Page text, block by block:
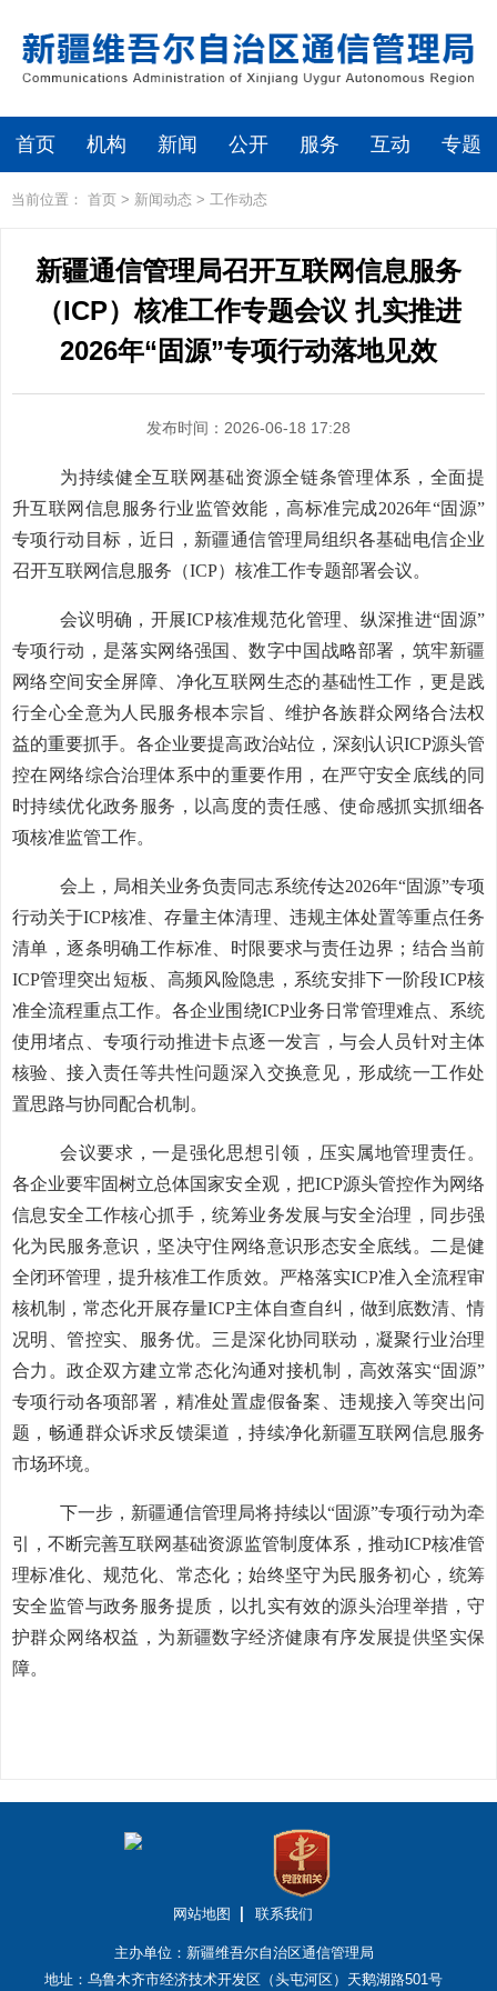
首页 机构 新闻 公开 服务 互动 专题
当前位置： 首页 > 新闻动态 > 工作动态
新疆通信管理局召开互联网信息服务
（ICP）核准工作专题会议 扎实推进
2026年“固源”专项行动落地见效
发布时间：2026-06-18 17:28
为持续健全互联网基础资源全链条管理体系，全面提
升互联网信息服务行业监管效能，高标准完成2026年“固源”
专项行动目标，近日，新疆通信管理局组织各基础电信企业
召开互联网信息服务（ICP）核准工作专题部署会议。
会议明确，开展ICP核准规范化管理、纵深推进“固源”
专项行动，是落实网络强国、数字中国战略部署，筑牢新疆
网络空间安全屏障、净化互联网生态的基础性工作，更是践
行全心全意为人民服务根本宗旨、维护各族群众网络合法权
益的重要抓手。各企业要提高政治站位，深刻认识ICP源头管
控在网络综合治理体系中的重要作用，在严守安全底线的同
时持续优化政务服务，以高度的责任感、使命感抓实抓细各
项核准监管工作。
会上，局相关业务负责同志系统传达2026年“固源”专项
行动关于ICP核准、存量主体清理、违规主体处置等重点任务
清单，逐条明确工作标准、时限要求与责任边界；结合当前
ICP管理突出短板、高频风险隐患，系统安排下一阶段ICP核
准全流程重点工作。各企业围绕ICP业务日常管理难点、系统
使用堵点、专项行动推进卡点逐一发言，与会人员针对主体
核验、接入责任等共性问题深入交换意见，形成统一工作处
置思路与协同配合机制。
会议要求，一是强化思想引领，压实属地管理责任。
各企业要牢固树立总体国家安全观，把ICP源头管控作为网络
信息安全工作核心抓手，统筹业务发展与安全治理，同步强
化为民服务意识，坚决守住网络意识形态安全底线。二是健
全闭环管理，提升核准工作质效。严格落实ICP准入全流程审
核机制，常态化开展存量ICP主体自查自纠，做到底数清、情
况明、管控实、服务优。三是深化协同联动，凝聚行业治理
合力。政企双方建立常态化沟通对接机制，高效落实“固源”
专项行动各项部署，精准处置虚假备案、违规接入等突出问
题，畅通群众诉求反馈渠道，持续净化新疆互联网信息服务
市场环境。
下一步，新疆通信管理局将持续以“固源”专项行动为牵
引，不断完善互联网基础资源监管制度体系，推动ICP核准管
理标准化、规范化、常态化；始终坚守为民服务初心，统筹
安全监管与政务服务提质，以扎实有效的源头治理举措，守
护群众网络权益，为新疆数字经济健康有序发展提供坚实保
障。
网站地图 联系我们
主办单位：新疆维吾尔自治区通信管理局
地址：乌鲁木齐市经济技术开发区（头屯河区）天鹅湖路501号